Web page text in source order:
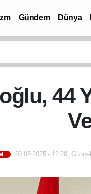
Gündem Dünya
44
30.05.2025 - 12:28,